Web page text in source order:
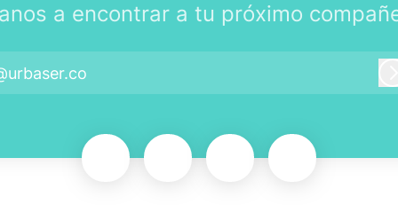
a encontrar a tu próximo